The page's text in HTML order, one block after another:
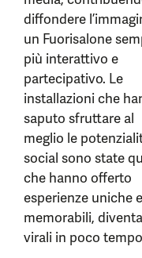
diffondere
un Fuorisalone
più interattivo e
partecipativo. Le
installazioni che
saputo sfruttare al
meglio le
social sono state
che hanno offerto
esperienze uniche e
memorabili,
virali in poco